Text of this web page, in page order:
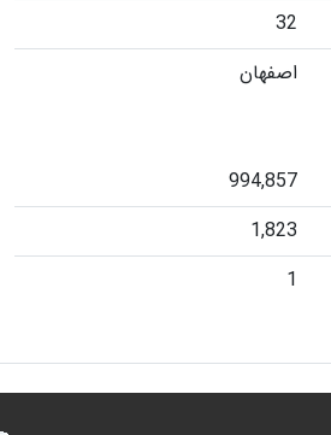
32
اصفهان
994,857
1,823
1